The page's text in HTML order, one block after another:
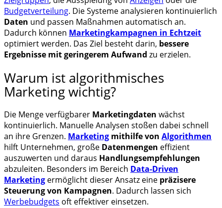
Budgetverteilung. Die Systeme analysieren kontinuierlich
Daten und passen Maßnahmen automatisch an.
Dadurch können Marketingkampagnen in Echtzeit
optimiert werden. Das Ziel besteht darin, bessere
Ergebnisse mit geringerem Aufwand zu erzielen.
Warum ist algorithmisches
Marketing wichtig?
Die Menge verfügbarer Marketingdaten wächst
kontinuierlich. Manuelle Analysen stoßen dabei schnell
an ihre Grenzen. Marketing mithilfe von Algorithmen
hilft Unternehmen, große Datenmengen effizient
auszuwerten und daraus Handlungsempfehlungen
abzuleiten. Besonders im Bereich Data-Driven
Marketing ermöglicht dieser Ansatz eine präzisere
Steuerung von Kampagnen. Dadurch lassen sich
Werbebudgets oft effektiver einsetzen.